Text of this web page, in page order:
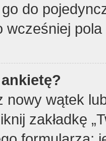
go do
wcześniej
nowy wątek
zakładkę